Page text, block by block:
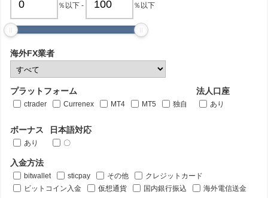
％以下 - ％以下
海外FX業者
プラットフォーム
ctrader Currenex MT4 MT5 独自
法人口座
あり
ボーナス
あり
日本語対応
〇
入金方法
bitwallet sticpay その他
クレジットカード
ビットコイン入金
仮想通貨 国内銀行振込 海外電信送金